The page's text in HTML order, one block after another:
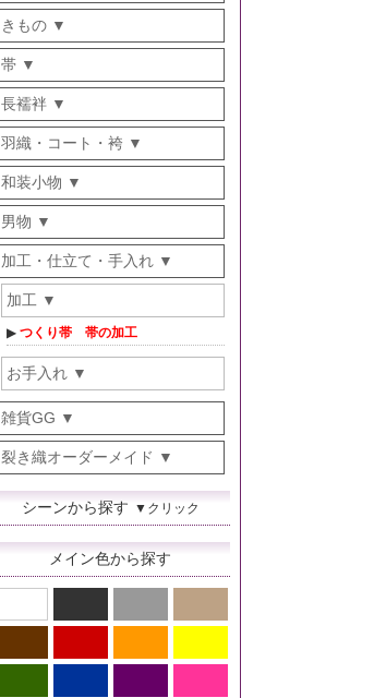
きもの
帯
長襦袢
羽織・コート・袴
和装小物
男物
加工・仕立て・手入れ
加工
つくり帯 帯の加工
お手入れ
雑貨GG
裂き織オーダーメイド
シーンから探す ▼クリック
メイン色から探す